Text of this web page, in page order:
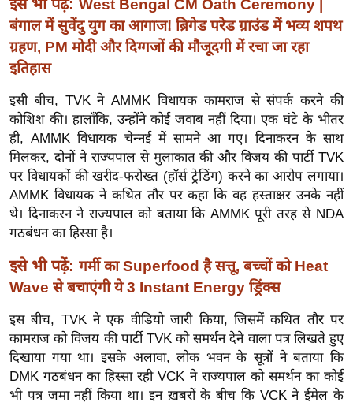
ज
ग
त
ऑ
टो
व
र्ल्ड
न्यू
ज
ब्री
फ
नो
रं
न
ज
ग
त
इसे भी पढ़ें: West Bengal CM Oath Ceremony |
बंगाल में सुवेंदु युग का आगाज! ब्रिगेड परेड ग्राउंड में भव्य शपथ
ग्रहण, PM मोदी और दिग्गजों की मौजूदगी में रचा जा रहा
इतिहास
इसी बीच, TVK ने AMMK विधायक कामराज से संपर्क करने की
कोशिश की। हालाँकि, उन्होंने कोई जवाब नहीं दिया। एक घंटे के भीतर
ही, AMMK विधायक चेन्नई में सामने आ गए। दिनाकरन के साथ
मिलकर, दोनों ने राज्यपाल से मुलाकात की और विजय की पार्टी TVK
पर विधायकों की खरीद-फरोख्त (हॉर्स ट्रेडिंग) करने का आरोप लगाया।
AMMK विधायक ने कथित तौर पर कहा कि वह हस्ताक्षर उनके नहीं
थे। दिनाकरन ने राज्यपाल को बताया कि AMMK पूरी तरह से NDA
गठबंधन का हिस्सा है।
इसे भी पढ़ें: गर्मी का Superfood है सत्तू, बच्चों को Heat
Wave से बचाएंगी ये 3 Instant Energy ड्रिंक्स
इस बीच, TVK ने एक वीडियो जारी किया, जिसमें कथित तौर पर
कामराज को विजय की पार्टी TVK को समर्थन देने वाला पत्र लिखते हुए
दिखाया गया था। इसके अलावा, लोक भवन के सूत्रों ने बताया कि
DMK गठबंधन का हिस्सा रही VCK ने राज्यपाल को समर्थन का कोई
भी पत्र जमा नहीं किया था। इन ख़बरों के बीच कि VCK ने ईमेल के